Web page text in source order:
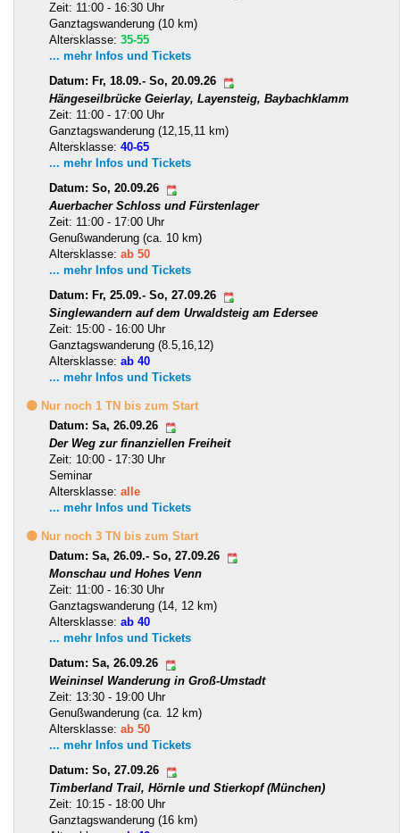
Zeit: 11:00 - 16:30 Uhr
Ganztagswanderung (10 km)
Altersklasse: 35-55
... mehr Infos und Tickets
Datum: Fr, 18.09.- So, 20.09.26
Hängeseilbrücke Geierlay, Layensteig, Baybachklamm
Zeit: 11:00 - 17:00 Uhr
Ganztagswanderung (12,15,11 km)
Altersklasse: 40-65
... mehr Infos und Tickets
Datum: So, 20.09.26
Auerbacher Schloss und Fürstenlager
Zeit: 11:00 - 17:00 Uhr
Genußwanderung (ca. 10 km)
Altersklasse: ab 50
... mehr Infos und Tickets
Datum: Fr, 25.09.- So, 27.09.26
Singlewandern auf dem Urwaldsteig am Edersee
Zeit: 15:00 - 16:00 Uhr
Ganztagswanderung (8.5,16,12)
Altersklasse: ab 40
... mehr Infos und Tickets
🟡 Nur noch 1 TN bis zum Start
Datum: Sa, 26.09.26
Der Weg zur finanziellen Freiheit
Zeit: 10:00 - 17:30 Uhr
Seminar
Altersklasse: alle
... mehr Infos und Tickets
🟡 Nur noch 3 TN bis zum Start
Datum: Sa, 26.09.- So, 27.09.26
Monschau und Hohes Venn
Zeit: 11:00 - 16:30 Uhr
Ganztagswanderung (14, 12 km)
Altersklasse: ab 40
... mehr Infos und Tickets
Datum: Sa, 26.09.26
Weininsel Wanderung in Groß-Umstadt
Zeit: 13:30 - 19:00 Uhr
Genußwanderung (ca. 12 km)
Altersklasse: ab 50
... mehr Infos und Tickets
Datum: So, 27.09.26
Timberland Trail, Hörnle und Stierkopf (München)
Zeit: 10:15 - 18:00 Uhr
Ganztagswanderung (16 km)